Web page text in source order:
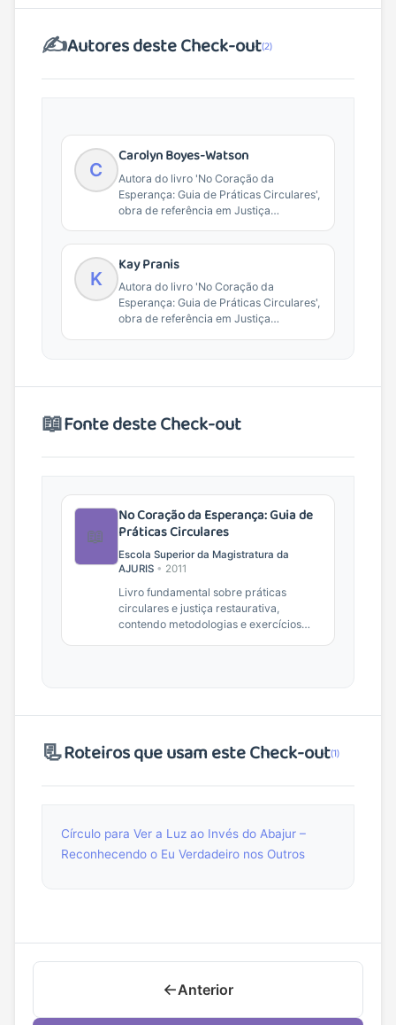
✍️Autores deste Check-out(2)
C
Carolyn Boyes-Watson
Autora do livro 'No Coração da
Esperança: Guia de Práticas Circulares',
obra de referência em Justiça
K
Kay Pranis
Autora do livro 'No Coração da
Esperança: Guia de Práticas Circulares',
obra de referência em Justiça
📖Fonte deste Check-out
📖
No Coração da Esperança: Guia de
Práticas Circulares
Escola Superior da Magistratura da
AJURIS • 2011
Livro fundamental sobre práticas
circulares e justiça restaurativa,
contendo metodologias e exercícios
📃Roteiros que usam este Check-out(1)
Círculo para Ver a Luz ao Invés do Abajur –
Reconhecendo o Eu Verdadeiro nos Outros
←Anterior